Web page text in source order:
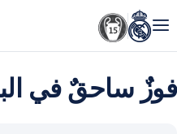
في البرنابيو